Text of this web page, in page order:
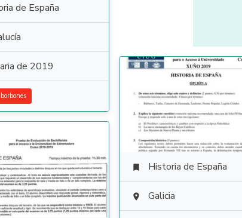
de España
de 2019
 Historia de España
 Galicia